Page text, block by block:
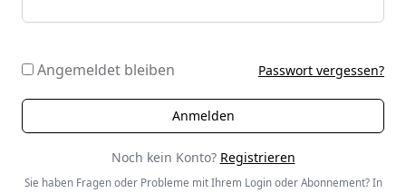
Angemeldet bleiben Passwort vergessen?
Noch kein Konto? Registrieren
Sie haben Fragen oder Probleme mit Ihrem Login oder Abonnement? In